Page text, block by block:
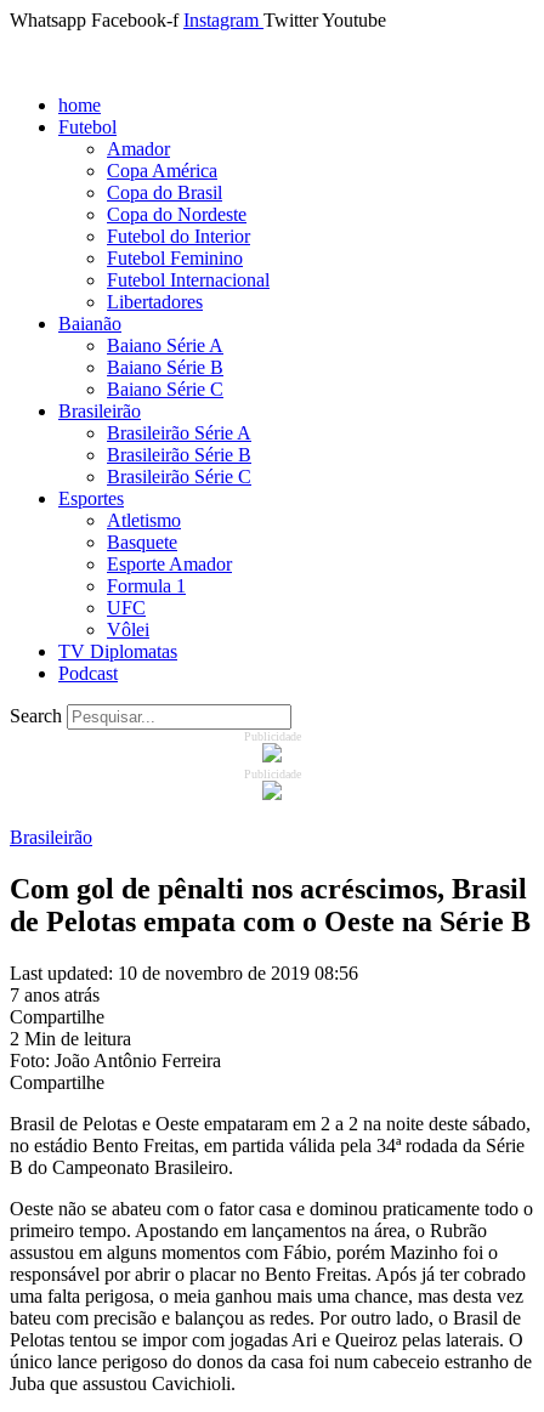
Whatsapp Facebook-f Instagram TwitterYoutube
home
Futebol
Amador
Copa América
Copa do Brasil
Copa do Nordeste
Futebol do Interior
Futebol Feminino
Futebol Internacional
Libertadores
Baianão
Baiano Série A
Baiano Série B
Baiano Série C
Brasileirão
Brasileirão Série A
Brasileirão Série B
Brasileirão Série C
Esportes
Atletismo
Basquete
Esporte Amador
Formula 1
UFC
Vôlei
TV Diplomatas
Podcast
Search
Publicidade
Publicidade
Brasileirão
Com gol de pênalti nos acréscimos, Brasil
de Pelotas empata com o Oeste na Série B
Last updated: 10 de novembro de 2019 08:56
7 anos atrás
Compartilhe
2 Min de leitura
Foto: João Antônio Ferreira
Compartilhe
Brasil de Pelotas e Oeste empataram em 2 a 2 na noite deste sábado,
no estádio Bento Freitas, em partida válida pela 34ª rodada da Série
B do Campeonato Brasileiro.
Oeste não se abateu com o fator casa e dominou praticamente todo o
primeiro tempo. Apostando em lançamentos na área, o Rubrão
assustou em alguns momentos com Fábio, porém Mazinho foi o
responsável por abrir o placar no Bento Freitas. Após já ter cobrado
uma falta perigosa, o meia ganhou mais uma chance, mas desta vez
bateu com precisão e balançou as redes. Por outro lado, o Brasil de
Pelotas tentou se impor com jogadas Ari e Queiroz pelas laterais. O
único lance perigoso do donos da casa foi num cabeceio estranho de
Juba que assustou Cavichioli.